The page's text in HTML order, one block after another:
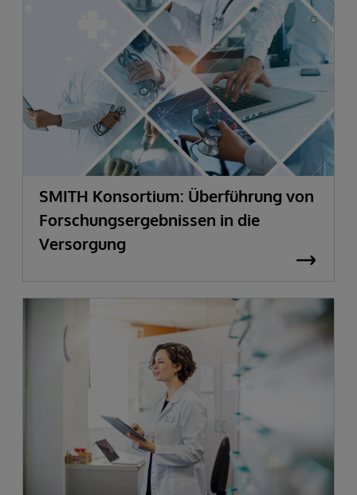
SMITH Konsortium: Überführung von
Forschungsergebnissen in die
Versorgung